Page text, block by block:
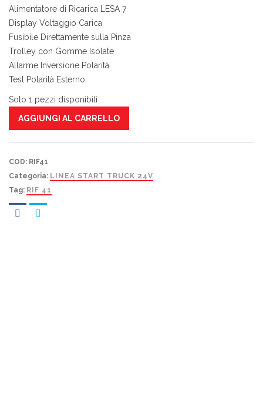
Alimentatore di Ricarica LESA 7
Display Voltaggio Carica
Fusibile Direttamente sulla Pinza
Trolley con Gomme Isolate
Allarme Inversione Polarità
Test Polarità Esterno
Solo 1 pezzi disponibili
AGGIUNGI AL CARRELLO
COD: RIF41
Categoria: LINEA START TRUCK 24V
Tag: RIF 41